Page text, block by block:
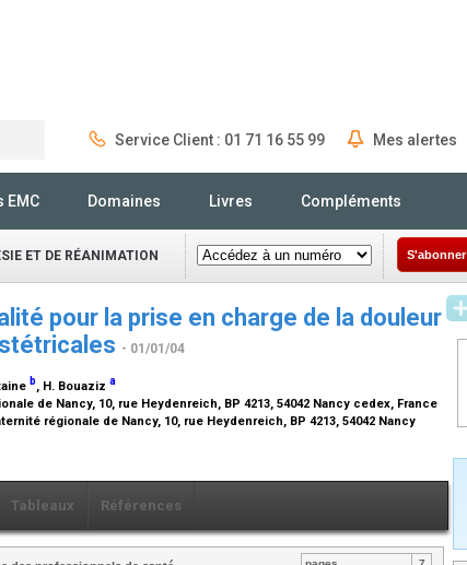
Service Client : 01 71 16 55 99 Mes alertes
EMC Domaines Livres Compléments
ET DE RÉANIMATION S'abonner
pour la prise en charge de la douleur
- 01/01/04
b, H. Bouaziz a
de Nancy, 10, rue Heydenreich, BP 4213, 54042 Nancy cedex, France
régionale de Nancy, 10, rue Heydenreich, BP 4213, 54042 Nancy
Tableaux Références